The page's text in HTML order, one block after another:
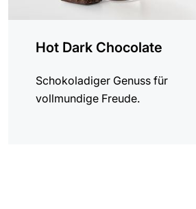
Hot Dark Chocolate
Schokoladiger Genuss für
vollmundige Freude.